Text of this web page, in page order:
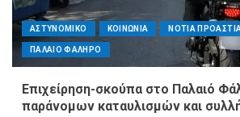
ΑΣΤΥΝΟΜΙΚΟ ΚΟΙΝΩΝΙΑ ΝΟΤΙΑ
ΠΑΛΑΙΟ ΦΑΛΗΡΟ
Επιχείρηση-σκούπα στο Παλαιό
παράνομων καταυλισμών και